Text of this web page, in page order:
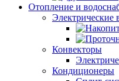
Отопление и
Электрические
Конвекторы
Кондиционеры